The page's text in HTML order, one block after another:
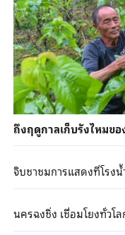
ถึงฤดูกาลเก็บรังไหมขอ
จิบชาชมการแสดงที่โรง
นครฉงชิ่ง เชื่อมโยงทั่วโล